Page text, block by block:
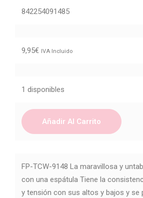
842254091485
9,95€ IVA Incluido
1 disponibles
Añadir Al Carrito
FP-TCW-9148 La maravillosa y
con una espátula Tiene la
y tensión con sus altos y bajos y se